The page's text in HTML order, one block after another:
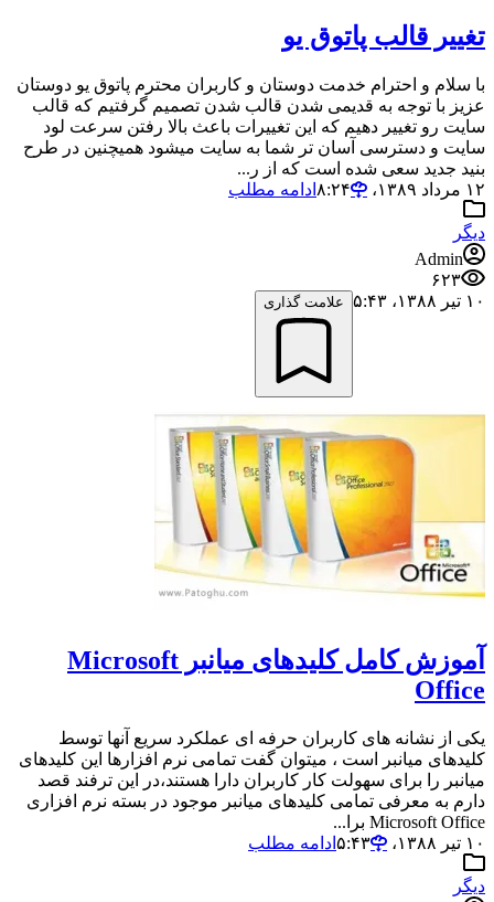
تغییر قالب پاتوق یو
با سلام و احترام خدمت دوستان و کاربران محترم پاتوق یو دوستان
عزیز با توجه به قدیمی شدن قالب شدن تصمیم گرفتیم که قالب
سایت رو تغییر دهیم که این تغییرات باعث بالا رفتن سرعت لود
سایت و دسترسی آسان تر شما به سایت میشود همیچنین در طرح
بنید جدید سعی شده است که از ر...
۱۲ مرداد ۱۳۸۹،‏ ۸:۲۴
ادامه مطلب
دیگر
Admin
۶۲۳
۱۰ تیر ۱۳۸۸،‏ ۵:۴۳
علامت گذاری
آموزش کامل کلیدهای میانبر Microsoft
Office
یکی از نشانه های کاربران حرفه ای عملکرد سریع آنها توسط
کلیدهای میانبر است ، میتوان گفت تمامی نرم افزارها این کلیدهای
میانبر را برای سهولت کار کاربران دارا هستند،در این ترفند قصد
دارم به معرفی تمامی کلیدهای میانبر موجود در بسته نرم افزاری
Microsoft Office برا...
۱۰ تیر ۱۳۸۸،‏ ۵:۴۳
ادامه مطلب
دیگر